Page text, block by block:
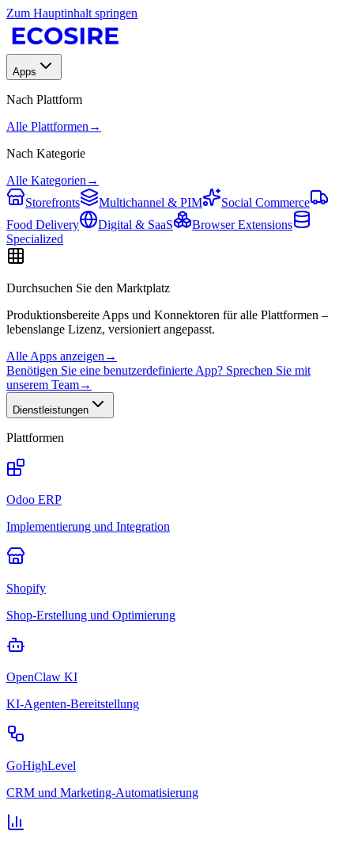
Zum Hauptinhalt springen
Apps
Nach Plattform
Alle Plattformen →
Nach Kategorie
Alle Kategorien →
Storefronts
Multichannel & PIM
Social Commerce
Food Delivery
Digital & SaaS
Browser Extensions
Specialized
Durchsuchen Sie den Marktplatz
Produktionsbereite Apps und Konnektoren für alle Plattformen –
lebenslange Lizenz, versioniert angepasst.
Alle Apps anzeigen →
Benötigen Sie eine benutzerdefinierte App? Sprechen Sie mit
unserem Team→
Dienstleistungen
Plattformen
Odoo ERP
Implementierung und Integration
Shopify
Shop-Erstellung und Optimierung
OpenClaw KI
KI-Agenten-Bereitstellung
GoHighLevel
CRM und Marketing-Automatisierung